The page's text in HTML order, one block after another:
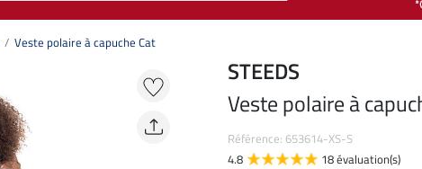
Veste polaire à capuche Cat
STEEDS
Veste polaire à
Référence: 653614-XS-S
4.8
18 évaluation(s)